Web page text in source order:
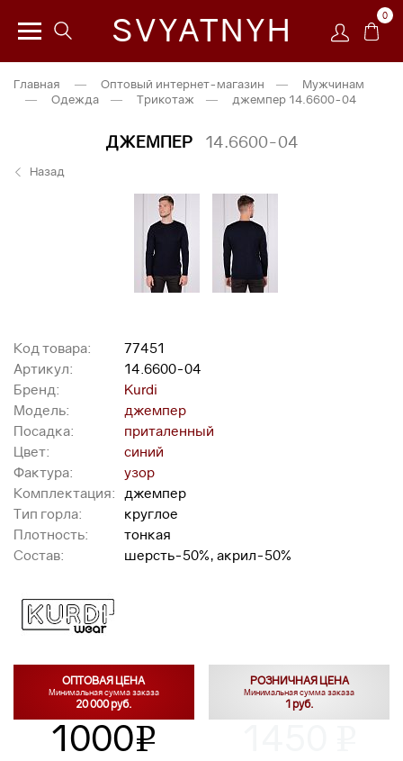
SVYATNYH 0
Главная — Оптовый интернет-магазин —
Мужчинам
—
Одежда — Трикотаж — джемпер 14.6600-04
ДЖЕМПЕР 14.6600-04
Назад
Код товара:
77451
Артикул:
14.6600-04
Бренд:
Kurdi
Модель:
джемпер
Посадка:
приталенный
Цвет:
синий
Фактура:
узор
Комплектация:
джемпер
Тип горла:
круглое
Плотность:
тонкая
Состав:
шерсть-50%, акрил-50%
ОПТОВАЯ ЦЕНА
Минимальная сумма заказа
20 000 руб.
1000v
РОЗНИЧНАЯ ЦЕНА
Минимальная сумма заказа
1 руб.